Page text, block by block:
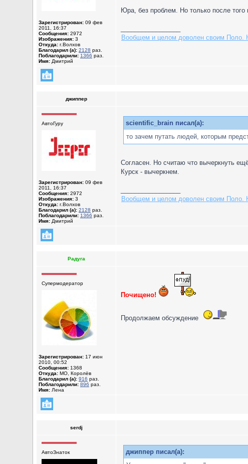
Зарегистрирован: 09 фев
2011, 16:37
Сообщения: 2972
Изображения: 3
Откуда: г.Волхов
Благодарил (а): 2128 раз.
Поблагодарили: 1366 раз.
Имя: Дмитрий
Юра, без проблем. Но только после того
Вообщем и целом доволен своим Поло.
джиппер
АвтоГуру
Зарегистрирован: 09 фев
2011, 16:37
Сообщения: 2972
Изображения: 3
Откуда: г.Волхов
Благодарил (а): 2128 раз.
Поблагодарили: 1366 раз.
Имя: Дмитрий
scientific_brain писал(а):
то зачем путать людей, которым
Согласен. Но считаю что вычеркнуть
Курск - вычеркнем.
Вообщем и целом доволен своим Поло.
Радуга
Супермодератор
Зарегистрирован: 17 июн
2010, 00:52
Сообщения: 1368
Откуда: МО, Королёв
Благодарил (а): 916 раз.
Поблагодарили: 896 раз.
Имя: Лена
Почищено!
Продолжаем обсуждение
serdj
АвтоЗнаток
джиппер писал(а):